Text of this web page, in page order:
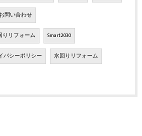
お問い合わせ
リフォーム Smart2030
バシーポリシー 水回りリフォーム